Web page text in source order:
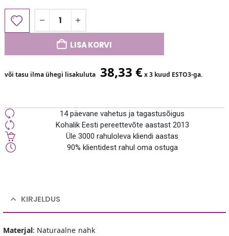
LISA KORVI
või tasu ilma ühegi lisakuluta 38,33€x 3 kuud ESTO3-ga.
14 päevane vahetus ja tagastusõigus
Kohalik Eesti pereettevõte aastast 2013
Üle 3000 rahuloleva kliendi aastas
90% klientidest rahul oma ostuga
KIRJELDUS
Materjal: Naturaalne nahk